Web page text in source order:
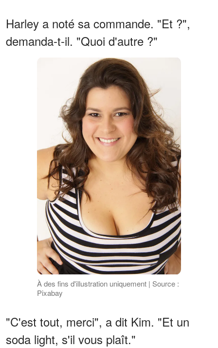
Harley a noté sa commande. "Et ?",
demanda-t-il. "Quoi d'autre ?"
À des fins d'illustration uniquement | Source :
Pixabay
"C'est tout, merci", a dit Kim. "Et un
soda light, s'il vous plaît."